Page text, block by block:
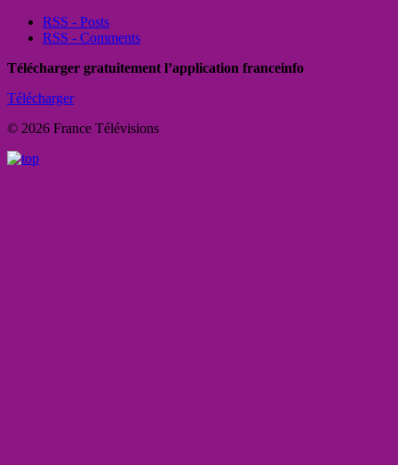
RSS - Posts
RSS - Comments
Télécharger gratuitement l’application franceinfo
Télécharger
© 2026 France Télévisions